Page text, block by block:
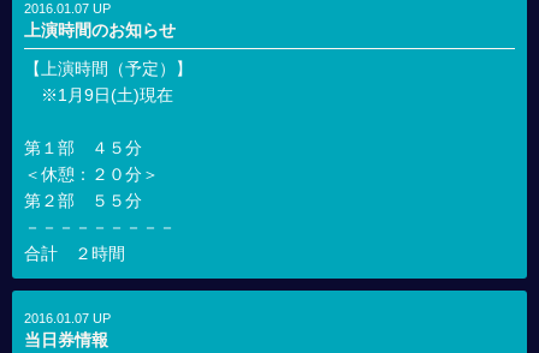
2016.01.07 UP
上演時間のお知らせ
【上演時間（予定）】
※1月9日(土)現在
第１部 ４５分
＜休憩：２０分＞
第２部 ５５分
－－－－－－－－－
合計 ２時間
2016.01.07 UP
当日券情報